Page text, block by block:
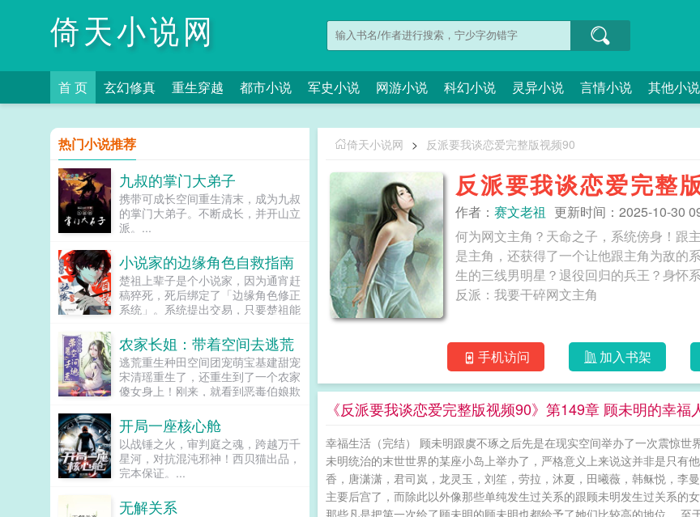
倚天小说网
首 页 玄幻修真 重生穿越 都市小说 军史小说 网游小说 科幻小说 灵异小说 言情小说 其他小说
倚天小说网 > 反派要我谈恋爱完整版视频90
反派要我谈恋爱完整
作者： 赛文老祖 更新时间：2025-10-30
何为网文主角？天命之子，系统傍身！跟
是主角，还获得了一个让他跟主角为敌的
生的三线男明星？退役回归的兵王？身怀
反派：我要干碎网文主角
手机访问 加入书架
《反派要我谈恋爱完整版视频90》第149章 顾未明的幸福
幸福生活（完结） 顾未明跟虞不琢之后先是在现实空间举办了一次震惊
未明统治的末世世界的某座小岛上举办了，严格意义上来说这并非是只有
香，唐潇潇，君司岚，龙灵玉，刘笙，劳拉，沐夏，田曦薇，韩稣悦，李
主要后宫了，而除此以外像那些单纯发生过关系的跟顾未明发生过关系的
那些凡是把第一次给了顾未明的顾未明也都给予了她们比较高的地位。
热门小说推荐
九叔的掌门大弟子
携带可成长空间重生清末，成为九叔
的掌门大弟子。不断成长，并开山立
派。...
小说家的边缘角色自救指南
楚祖上辈子是个小说家，因为通宵赶
稿猝死，死后绑定了「边缘角色修正
系统」。系统提出交易，只要楚祖能
色，他就能重获新生。楚祖改人设是
吧？老擅长了！第一本读者A你可以
让反派降智，但你最好不要做梦觉得
读者也会降智，很难懂吗？还是读者
A靠靠靠！早说是大佬的局中局中局
声了！！第二本读者B狗塑适可而
止，就算你重复强调五百次他是可爱
狗狗，但我只看到了一只舔狗，还是
不会汪汪叫的那种。还是读者B起猛
里能领养，阿祖！我也要养阿祖！！
第三本读者C作者生活这么不如意，
农家长姐：带着空间去逃荒
逃荒重生种田空间团宠萌宝基建甜宠
宋清瑶重生了，还重生到了一个农家
傻女身上！刚来，就看到恶毒伯娘欺
了。刚解决了，就遇...
开局一座核心舱
以战锤之火，审判庭之魂，跨越万千
星河，对抗混沌邪神！西贝猫出品，
完本保证。...
无解关系